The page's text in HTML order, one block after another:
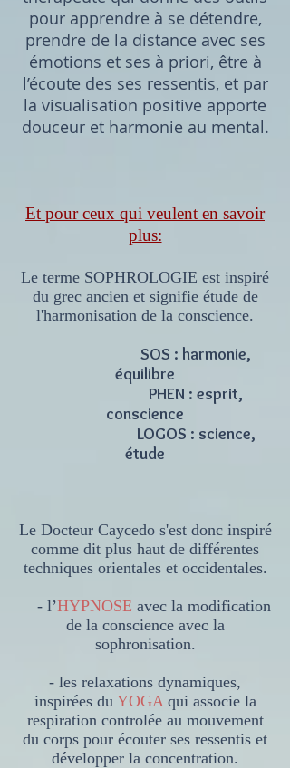
pour apprendre à se détendre,
prendre de la distance avec ses
émotions et ses à priori, être à
l’écoute des ses ressentis, et par
la visualisation positive apporte
douceur et harmonie au mental.
Et pour ceux qui veulent en savoir
plus:
Le terme SOPHROLOGIE est inspiré
du grec ancien et signifie étude de
l'harmonisation de la conscience.
SOS : harmonie,
équilibre
PHEN : esprit,
conscience
LOGOS : science,
étude​​​​​​​
Le Docteur Caycedo s'est donc inspiré
comme dit plus haut de différentes
techniques orientales et occidentales.
- l’HYPNOSE avec la modification
de la conscience avec la
sophronisation.
- les relaxations dynamiques,
inspirées du YOGAqui associe la
respiration controlée au mouvement
du corps pour écouter ses ressentis et
développer la concentration.